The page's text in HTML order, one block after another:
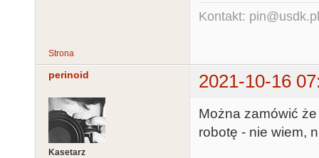
Kontakt: pin@usdk.pl
Strona
perinoid 2021-10-16
Kasetarz
Można zamówić
robotę - nie wiem,